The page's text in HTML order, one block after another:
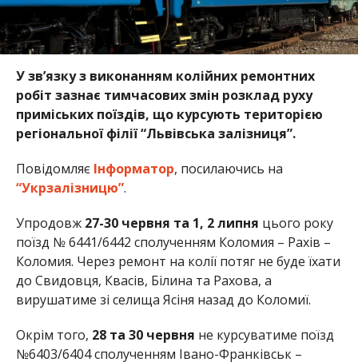
У зв’язку з виконанням колійних ремонтних
робіт зазнає тимчасових змін розклад руху
приміських поїздів, що курсують територією
регіональної філії “Львівська залізниця”.
Повідомляє Інформатор, посилаючись на
“Укрзалізницю”.
Упродовж 27-30 червня та 1, 2 липня цього року
поїзд № 6441/6442 сполученням Коломия – Рахів –
Коломия. Через ремонт на колії потяг не буде їхати
до Свидовця, Квасів, Білина та Рахова, а
вирушатиме зі селища Ясіня назад до Коломиї.
Окрім того, 28 та 30 червня не курсуватиме поїзд
№6403/6404 сполученням Івано-Франківськ –